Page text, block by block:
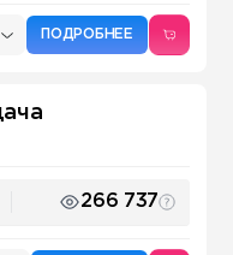
ПОДРОБНЕЕ
266 737